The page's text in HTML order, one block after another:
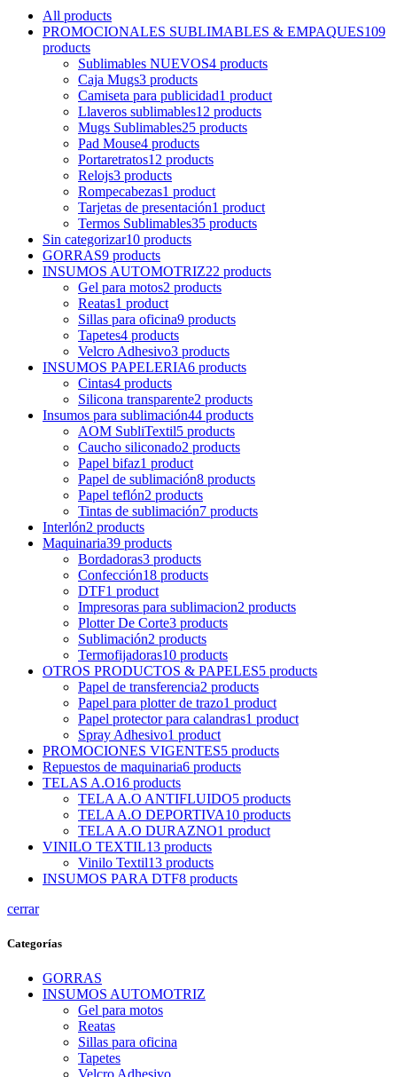
All products
PROMOCIONALES SUBLIMABLES & EMPAQUES109
products
Sublimables NUEVOS4 products
Caja Mugs3 products
Camiseta para publicidad1 product
Llaveros sublimables12 products
Mugs Sublimables25 products
Pad Mouse4 products
Portaretratos12 products
Relojs3 products
Rompecabezas1 product
Tarjetas de presentación1 product
Termos Sublimables35 products
Sin categorizar10 products
GORRAS9 products
INSUMOS AUTOMOTRIZ22 products
Gel para motos2 products
Reatas1 product
Sillas para oficina9 products
Tapetes4 products
Velcro Adhesivo3 products
INSUMOS PAPELERIA6 products
Cintas4 products
Silicona transparente2 products
Insumos para sublimación44 products
AOM SubliTextil5 products
Caucho siliconado2 products
Papel bifaz1 product
Papel de sublimación8 products
Papel teflón2 products
Tintas de sublimación7 products
Interlón2 products
Maquinaria39 products
Bordadoras3 products
Confección18 products
DTF1 product
Impresoras para sublimacion2 products
Plotter De Corte3 products
Sublimación2 products
Termofijadoras10 products
OTROS PRODUCTOS & PAPELES5 products
Papel de transferencia2 products
Papel para plotter de trazo1 product
Papel protector para calandras1 product
Spray Adhesivo1 product
PROMOCIONES VIGENTES5 products
Repuestos de maquinaria6 products
TELAS A.O16 products
TELA A.O ANTIFLUIDO5 products
TELA A.O DEPORTIVA10 products
TELA A.O DURAZNO1 product
VINILO TEXTIL13 products
Vinilo Textil13 products
INSUMOS PARA DTF8 products
cerrar
Categorías
GORRAS
INSUMOS AUTOMOTRIZ
Gel para motos
Reatas
Sillas para oficina
Tapetes